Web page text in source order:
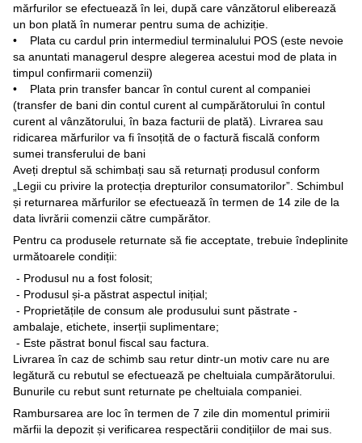
mărfurilor se efectuează în lei, după care vânzătorul eliberează
un bon plată în numerar pentru suma de achiziție.
• Plata cu cardul prin intermediul terminalului POS (este nevoie
sa anuntati managerul despre alegerea acestui mod de plata in
timpul confirmarii comenzii)
• Plata prin transfer bancar în contul curent al companiei
(transfer de bani din contul curent al cumpărătorului în contul
curent al vânzătorului, în baza facturii de plată). Livrarea sau
ridicarea mărfurilor va fi însoțită de o factură fiscală conform
sumei transferului de bani
Aveți dreptul să schimbați sau să returnați produsul conform
„Legii cu privire la protecția drepturilor consumatorilor”. Schimbul
și returnarea mărfurilor se efectuează în termen de 14 zile de la
data livrării comenzii către cumpărător.
Pentru ca produsele returnate să fie acceptate, trebuie îndeplinite
următoarele condiții:
- Produsul nu a fost folosit;
- Produsul și-a păstrat aspectul inițial;
- Proprietățile de consum ale produsului sunt păstrate -
ambalaje, etichete, inserții suplimentare;
- Este păstrat bonul fiscal sau factura.
Livrarea în caz de schimb sau retur dintr-un motiv care nu are
legătură cu rebutul se efectuează pe cheltuiala cumpărătorului.
Bunurile cu rebut sunt returnate pe cheltuiala companiei.
Rambursarea are loc în termen de 7 zile din momentul primirii
mărfii la depozit și verificarea respectării condițiilor de mai sus.